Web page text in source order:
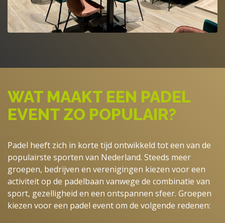
WAT MAAKT EEN PADEL
EVENT ZO POPULAIR?
Padel heeft zich in korte tijd ontwikkeld tot een van de
populairste sporten van Nederland. Steeds meer
groepen, bedrijven en verenigingen kiezen voor een
activiteit op de padelbaan vanwege de combinatie van
sport, gezelligheid en een ontspannen sfeer. Groepen
kiezen voor een padel event om de volgende redenen: